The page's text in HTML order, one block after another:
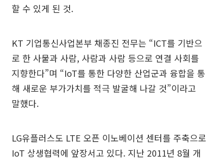
할 수 있게 된 것.
KT 기업통신사업본부 채종진 전무는 “ICT를 기반으
로 한 사물과 사람, 사람과 사람 등으로 연결 사회를
지향한다”며 “IoT를 통한 다양한 산업군과 융합을 통
해 새로운 부가가치를 적극 발굴해 나갈 것”이라고
말했다.
LG유플러스도 LTE 오픈 이노베이션 센터를 주축으로
IoT 상생협력에 앞장서고 있다. 지난 2011년 8월 개